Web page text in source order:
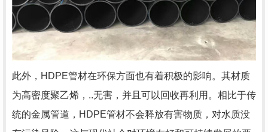
此外，HDPE管材在环保方面也有着积极的影响。其材质
为高密度聚乙烯，..无害，并且可以回收再利用。相比于传
统的金属管道，HDPE管材不会释放有害物质，对水质没